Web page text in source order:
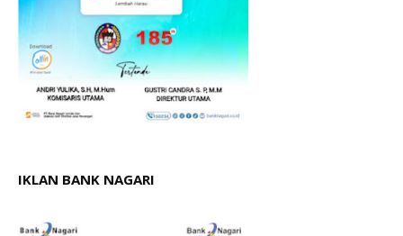
IKLAN BANK NAGARI